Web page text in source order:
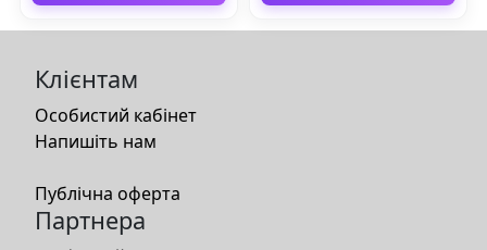
Клієнтам
Особистий кабінет
Напишіть нам
Публічна оферта
Партнера